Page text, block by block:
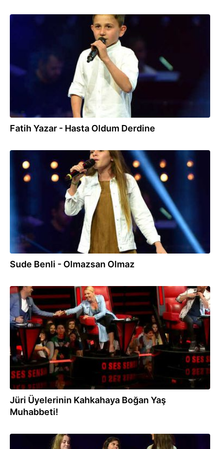
10.08.2018
Fatih Yazar - Hasta Oldum Derdine
10.08.2018
Sude Benli - Olmazsan Olmaz
08.08.2018
Jüri Üyelerinin Kahkahaya Boğan Yaş
Muhabbeti!
07.08.2018